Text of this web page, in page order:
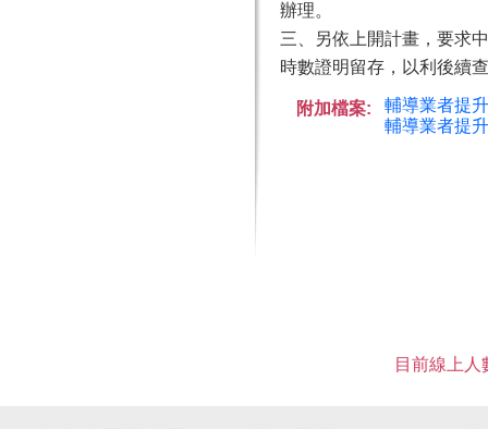
辦理。
三、另依上開計畫，要求
時數證明留存，以利後續
附加檔案:
輔導業者提
輔導業者提
目前線上